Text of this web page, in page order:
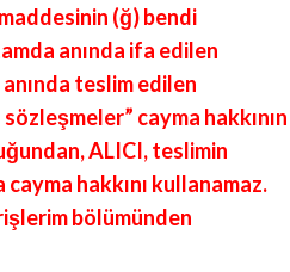
(ğ) bendi
anında ifa edilen
teslim edilen
cayma hakkının
ALICI, teslimin
hakkını kullanamaz.
bölümünden